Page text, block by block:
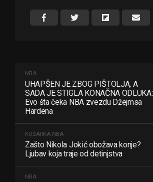
NBA
UHAPŠEN JE ZBOG PIŠTOLJA, A
SADA JE STIGLA KONAČNA ODLUKA:
Evo šta čeka NBA zvezdu Džejmsa
Hardena
KOŠARKA NBA
Zašto Nikola Jokić obožava konje?
Ljubav koja traje od detinjstva
NBA